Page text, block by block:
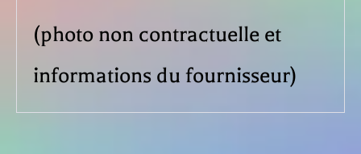
(photo non contractuelle et
informations du fournisseur)